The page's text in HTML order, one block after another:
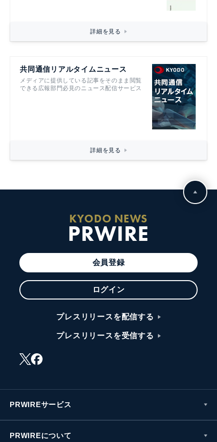
詳細を見る
共同通信リアルタイムニュース
メディアに提供している記事をそのまま閲覧
できる広報部門必見のニュース配信サービス
詳細を見る
KYODO NEWS
PRWIRE
会員登録
ログイン
プレスリリースを配信する
プレスリリースを受信する
PRWIREサービス
PRWIREについて